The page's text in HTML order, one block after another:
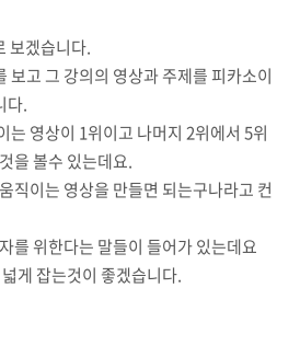
보겠습니다.
보고 그 강의의 영상과 주제를 피카소이
다.
는 영상이 1위이고 나머지 2위에서 5위
을 볼수 있는데요.
직이는 영상을 만들면 되는구나라고 컨
를 위한다는 말들이 들어가 있는데요
게 잡는것이 좋겠습니다.